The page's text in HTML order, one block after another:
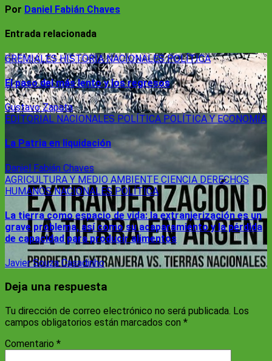
Por Daniel Fabián Chaves
Entrada relacionada
GREMIALESHISTORIANACIONALESPOLÍTICA
El paso del más lento y los regresos
Gustavo Zapata
EDITORIAL NACIONALES POLÍTICA POLÍTICA Y ECONOMÍA
La Patria en liquidación
Daniel Fabián Chaves
AGRICULTURA Y MEDIO AMBIENTE CIENCIA DERECHOS
HUMANOSNACIONALES POLÍTICA
La tierra como espacio de vida: la extranjerización es un
grave problema, así como su acaparamiento y la pérdida
de capacidad para producir alimentos
Javier Souza Casadinho
Deja una respuesta
Tu dirección de correo electrónico no será publicada. Los
campos obligatorios están marcados con *
Comentario *